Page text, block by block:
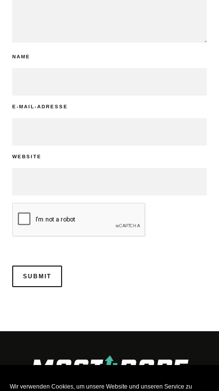
Wir verwenden Cookies, um unsere Website und unseren Service zu
NAME
E-MAIL-ADRESSE
WEBSITE